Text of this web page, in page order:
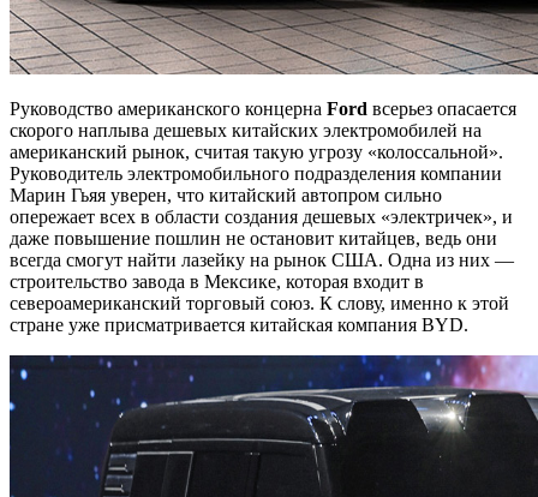
Руководство американского концерна Ford всерьез опасается
скорого наплыва дешевых китайских электромобилей на
американский рынок, считая такую угрозу «колоссальной».
Руководитель электромобильного подразделения компании
Марин Гьяя уверен, что китайский автопром сильно
опережает всех в области создания дешевых «электричек», и
даже повышение пошлин не остановит китайцев, ведь они
всегда смогут найти лазейку на рынок США. Одна из них —
строительство завода в Мексике, которая входит в
североамериканский торговый союз. К слову, именно к этой
стране уже присматривается китайская компания BYD.